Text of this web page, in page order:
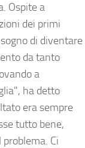
Ospite a
dei primi
di diventare
da tanto
a
ha detto
era sempre
tutto bene,
Ci